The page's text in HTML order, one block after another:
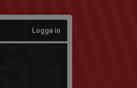
Logga in